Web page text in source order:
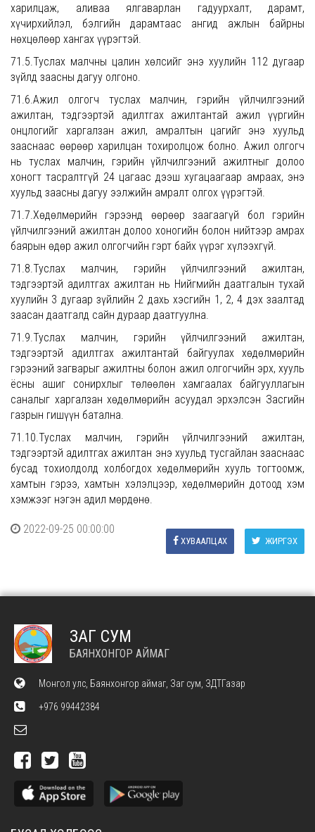
харилцаж, аливаа ялгаварлан гадуурхалт, дарамт,
хүчирхийлэл, бэлгийн дарамтаас ангид ажлын байрны
нөхцөлөөр хангах үүрэгтэй.
71.5.Туслах малчны цалин хөлсийг энэ хуулийн 112 дугаар
зүйлд заасны дагуу олгоно.
71.6.Ажил олгогч туслах малчин, гэрийн үйлчилгээний
ажилтан, тэдгээртэй адилтгах ажилтантай ажил үүргийн
онцлогийг харгалзан ажил, амралтын цагийг энэ хуульд
зааснаас өөрөөр харилцан тохиролцож болно. Ажил олгогч
нь туслах малчин, гэрийн үйлчилгээний ажилтныг долоо
хоногт тасралтгүй 24 цагаас дээш хугацаагаар амраах, энэ
хуульд заасны дагуу ээлжийн амралт олгох үүрэгтэй.
71.7.Хөдөлмөрийн гэрээнд өөрөөр заагаагүй бол гэрийн
үйлчилгээний ажилтан долоо хоногийн болон нийтээр амрах
баярын өдөр ажил олгогчийн гэрт байх үүрэг хүлээхгүй.
71.8.Туслах малчин, гэрийн үйлчилгээний ажилтан,
тэдгээртэй адилтгах ажилтан нь Нийгмийн даатгалын тухай
хуулийн 3 дугаар зүйлийн 2 дахь хэсгийн 1, 2, 4 дэх заалтад
заасан даатгалд сайн дураар даатгуулна.
71.9.Туслах малчин, гэрийн үйлчилгээний ажилтан,
тэдгээртэй адилтгах ажилтантай байгуулах хөдөлмөрийн
гэрээний загварыг ажилтны болон ажил олгогчийн эрх, хууль
ёсны ашиг сонирхлыг төлөөлөн хамгаалах байгууллагын
саналыг харгалзан хөдөлмөрийн асуудал эрхэлсэн Засгийн
газрын гишүүн батална.
71.10.Туслах малчин, гэрийн үйлчилгээний ажилтан,
тэдгээртэй адилтгах ажилтан энэ хуульд тусгайлан зааснаас
бусад тохиолдолд холбогдох хөдөлмөрийн хууль тогтоомж,
хамтын гэрээ, хамтын хэлэлцээр, хөдөлмөрийн дотоод хэм
хэмжээг нэгэн адил мөрдөнө.
2022-09-25 00:00:00
ЖИРГЭХ
ХУВААЛЦАХ
ЗАГ СУМ
БАЯНХОНГОР АЙМАГ
Монгол улс, Баянхонгор аймаг, Заг сум, ЗДТГазар
+976 99442384